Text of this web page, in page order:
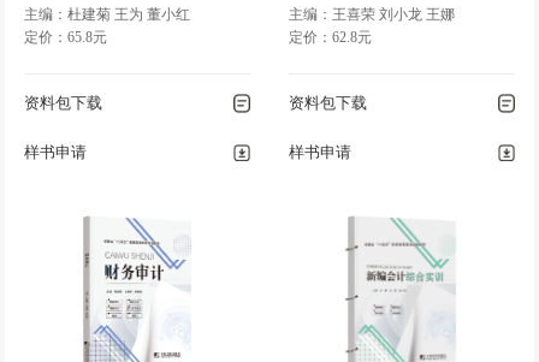
第九章 财产清查
◎第二节 财产清查的方法
◎第一节 财务报表概述
◎第二节 资产负债表
◎第三节 利润表
◎第四节 其他报表的格式
主编：杜建菊 王为 董小红
定价：65.8元
资料包下载
样书申请
主编：王喜荣 刘小龙 王娜
定价：62.8元
资料包下载
样书申请